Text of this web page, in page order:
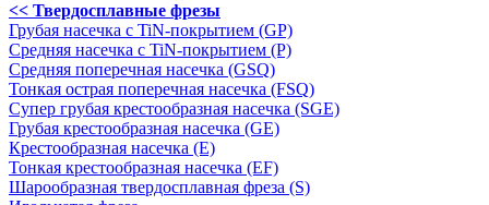
<< Твердосплавные фрезы
Грубая насечка с TiN-покрытием (GP)
Средняя насечка с TiN-покрытием (P)
Средняя поперечная насечка (GSQ)
Тонкая острая поперечная насечка (FSQ)
Супер грубая крестообразная насечка (SGE)
Грубая крестообразная насечка (GE)
Крестообразная насечка (E)
Тонкая крестообразная насечка (EF)
Шарообразная твердосплавная фреза (S)